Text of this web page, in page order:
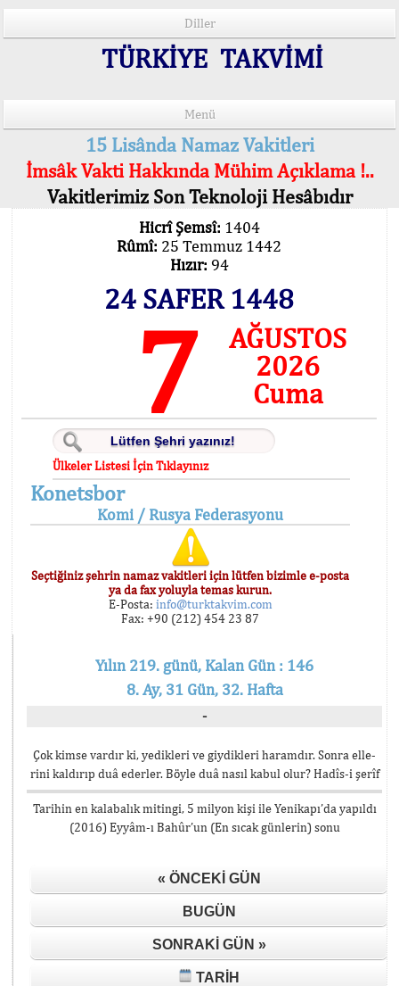
Diller
TÜRKİYE TAKVİMİ
Menü
15 Lisânda Namaz Vakitleri
İmsâk Vakti Hakkında Mühim Açıklama !..
Vakitlerimiz Son Teknoloji Hesâbıdır
Hicrî Şemsî: 1404
Rûmî: 25 Temmuz 1442
Hızır: 94
24 SAFER 1448
7
AĞUSTOS
2026
Cuma
Ülkeler Listesi İçin Tıklayınız
Konetsbor
Komi / Rusya Federasyonu
Seçtiğiniz şehrin namaz vakitleri için lütfen bizimle e-posta
ya da fax yoluyla temas kurun.
E-Posta: info@turktakvim.com
Fax: +90 (212) 454 23 87
Yılın 219. günü, Kalan Gün : 146
8. Ay, 31 Gün, 32. Hafta
-
Çok kimse vardır ki, yedikleri ve giydikleri haramdır. Sonra elle-
rini kaldırıp duâ ederler. Böyle duâ nasıl kabul olur? Hadîs-i şerîf
Tarihin en kalabalık mitingi, 5 milyon kişi ile Yenikapı’da yapıldı
(2016) Eyyâm-ı Bahûr’un (En sıcak günlerin) sonu
« ÖNCEKI GÜN
BUGÜN
SONRAKI GÜN »
TARIH